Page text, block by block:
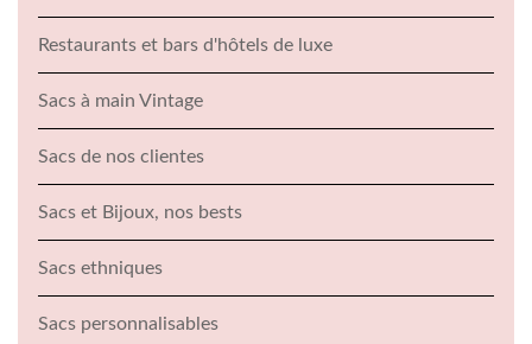
Restaurants et bars d'hôtels de luxe
Sacs à main Vintage
Sacs de nos clientes
Sacs et Bijoux, nos bests
Sacs ethniques
Sacs personnalisables